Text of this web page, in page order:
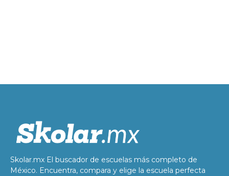
Skolar.mx El buscador de escuelas más completo de
México. Encuentra, compara y elige la escuela perfecta